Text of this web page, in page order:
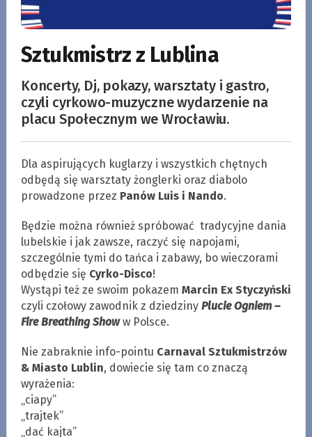
Sztukmistrz z Lublina
Koncerty, Dj, pokazy, warsztaty i gastro,
czyli cyrkowo-muzyczne wydarzenie na
placu Społecznym we Wrocławiu.
Dla aspirujących kuglarzy i wszystkich chętnych
odbędą się warsztaty żonglerki oraz diabolo
prowadzone przez Panów Luis i Nando.
Będzie można również spróbować tradycyjne dania
lubelskie i jak zawsze, raczyć się napojami,
szczególnie tymi do tańca i zabawy, bo wieczorami
odbędzie się Cyrko-Disco!
Wystąpi też ze swoim pokazem Marcin Ex Styczyński
czyli czołowy zawodnik z dziedziny Plucie Ogniem –
Fire Breathing Showw Polsce.
Nie zabraknie info-pointu Carnaval Sztukmistrzów
& Miasto Lublin, dowiecie się tam co znaczą
wyrażenia:
„ciapy”
„trajtek”
„dać kajta”